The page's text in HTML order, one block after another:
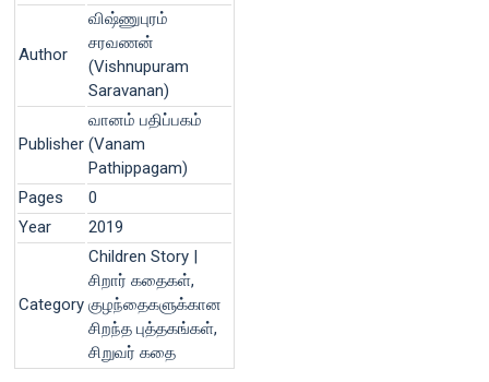
Author
விஷ்ணுபுரம்
சரவணன்
(Vishnupuram
Saravanan)
Publisher
வானம் பதிப்பகம்
(Vanam
Pathippagam)
Pages
0
Year
2019
Category
Children Story |
சிறார் கதைகள்,
குழந்தைகளுக்கான
சிறந்த புத்தகங்கள்,
சிறுவர் கதை